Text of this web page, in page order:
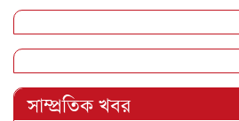
সাম্প্রতিক খবর